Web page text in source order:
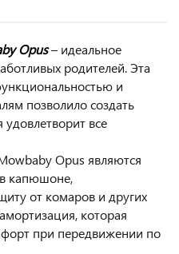
Opus– идеальное
родителей. Эта
и
позволило создать
все
Opus являются
в капюшоне,
от комаров и других
которая
при передвижении по